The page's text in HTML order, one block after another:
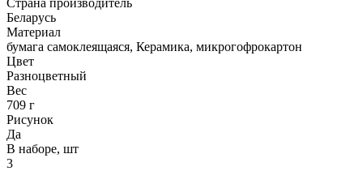
Беларусь
Материал
бумага самоклеящаяся, Керамика, микрогофрокартон
Цвет
Разноцветный
Вес
709 г
Рисунок
Да
В наборе, шт
3